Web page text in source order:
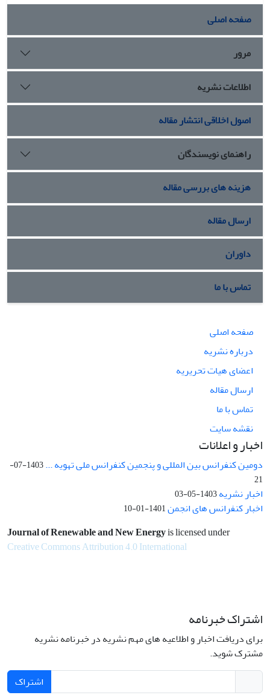
صفحه اصلی
مرور
اطلاعات نشریه
اصول اخلاقی انتشار مقاله
راهنمای نویسندگان
هزینه های بررسی مقاله
ارسال مقاله
داوران
تماس با ما
صفحه اصلی
درباره نشریه
اعضای هیات تحریریه
ارسال مقاله
تماس با ما
نقشه سایت
اخبار و اعلانات
دومین کنفرانس بین المللی و پنجمین کنفرانس ملی تهویه ...
1403-07-
21
اخبار نشریه1403-05-03
اخبار کنفرانس های انجمن1401-01-10
Journal of Renewable and New Energyis licensed under
Creative Commons Attribution 4.0 International
اشتراک خبرنامه
برای دریافت اخبار و اطلاعیه های مهم نشریه در خبرنامه نشریه
مشترک شوید.
اشتراک